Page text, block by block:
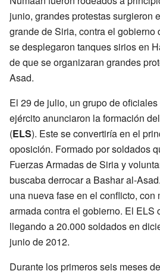
junio, grandes protestas surgieron
grande de Siria, contra el gobierno
se desplegaron tanques sirios en
de que se organizaran grandes
Asad.
El 29 de julio, un grupo de
ejército anunciaron la formación del
(ELS). Este se convertiría en el
oposición. Formado por soldados
Fuerzas Armadas de Siria y
buscaba derrocar a Bashar al-
una nueva fase en el conflicto, con
armada contra el gobierno. El ELS
llegando a 20.000 soldados en
junio de 2012.
Durante los primeros seis meses